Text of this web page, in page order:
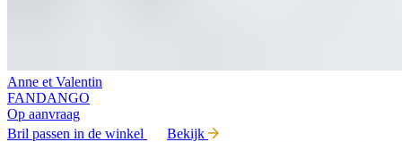
Anne et Valentin
FANDANGO
Op aanvraag
Bril passen in de winkel
Bekijk